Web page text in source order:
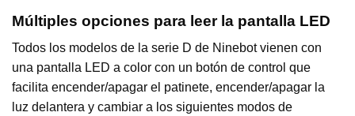
Múltiples opciones para leer la pantalla LED
Todos los modelos de la serie D de Ninebot vienen con
una pantalla LED a color con un botón de control que
facilita encender/apagar el patinete, encender/apagar la
luz delantera y cambiar a los siguientes modos de